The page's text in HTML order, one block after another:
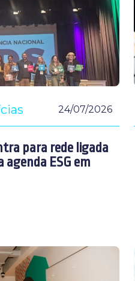
24/07/2026
para rede ligada
ESG em